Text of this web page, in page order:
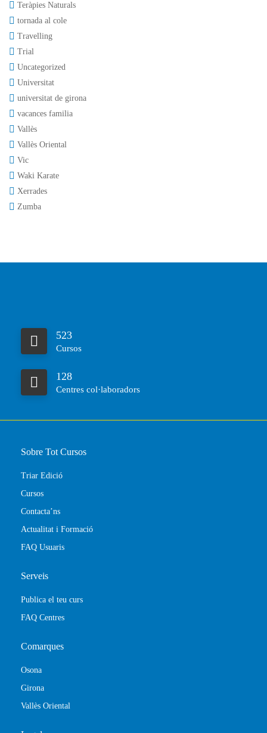
Teràpies Naturals
tornada al cole
Travelling
Trial
Uncategorized
Universitat
universitat de girona
vacances familia
Vallès
Vallès Oriental
Vic
Waki Karate
Xerrades
Zumba
523
Cursos
128
Centres col·laboradors
Sobre Tot Cursos
Triar Edició
Cursos
Contacta’ns
Actualitat i Formació
FAQ Usuaris
Serveis
Publica el teu curs
FAQ Centres
Comarques
Osona
Girona
Vallès Oriental